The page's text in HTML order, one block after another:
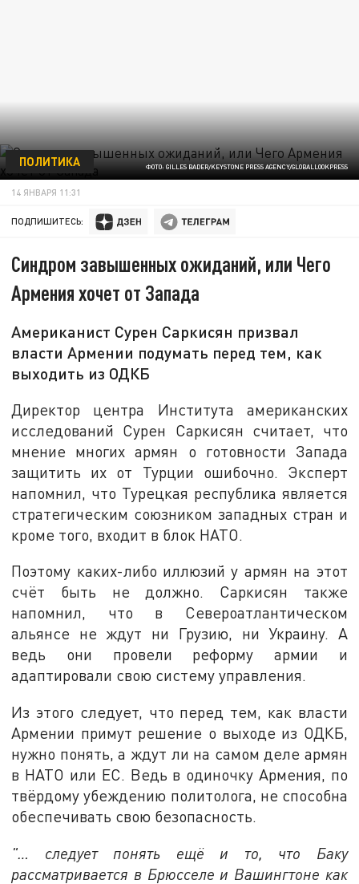
ФОТО: GILLES BADER/KEYSTONE PRESS AGENCY/GLOBALLOOKPRESS
ПОЛИТИКА
14 ЯНВАРЯ 11:31
ПОДПИШИТЕСЬ:
Синдром завышенных ожиданий, или Чего
Армения хочет от Запада
Американист Сурен Саркисян призвал
власти Армении подумать перед тем, как
выходить из ОДКБ
Директор центра Института американских
исследований Сурен Саркисян считает, что
мнение многих армян о готовности Запада
защитить их от Турции ошибочно. Эксперт
напомнил, что Турецкая республика является
стратегическим союзником западных стран и
кроме того, входит в блок НАТО.
Поэтому каких-либо иллюзий у армян на этот
счёт быть не должно. Саркисян также
напомнил, что в Североатлантическом
альянсе не ждут ни Грузию, ни Украину. А
ведь они провели реформу армии и
адаптировали свою систему управления.
Из этого следует, что перед тем, как власти
Армении примут решение о выходе из ОДКБ,
нужно понять, а ждут ли на самом деле армян
в НАТО или ЕС. Ведь в одиночку Армения, по
твёрдому убеждению политолога, не способна
обеспечивать свою безопасность.
"… следует понять ещё и то, что Баку
рассматривается в Брюсселе и Вашингтоне как